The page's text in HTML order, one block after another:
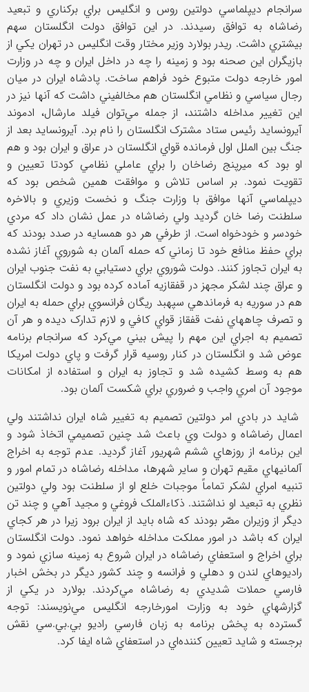
سرانجام ديپلماسي دولتين روس و انگليس براي برکناري و تبعيد
رضاشاه به توافق رسيدند. در اين توافق دولت انگلستان سهم
بيشتري داشت. ريدر بولارد وزير مختار وقت انگليس در تهران يکي از
بازيگران اين صحنه بود و زمينه را چه در داخل ايران و چه در وزارت
امور خارجه دولت متبوع خود فراهم ساخت. پادشاه ايران در ميان
رجال سياسي و نظامي انگلستان هم مخالفيني داشت که آنها نيز در
اين تغيير مداخله داشتند، از جمله مي‌توان فيلد مارشال، ادموند
آيرونسايد رئيس ستاد مشترک انگلستان را نام برد. آيرونسايد بعد از
جنگ بين الملل اول فرمانده قواي انگلستان در عراق و ايران بود و هم
او بود که ميرپنج رضاخان را براي عاملي نظامي کودتا تعيين و
تقويت نمود. بر اساس تلاش و موافقت همين شخص بود که
ديپلماسي آنها موافق با وزارت جنگ و نخست وزيري و بالاخره
سلطنت رضا خان گرديد ولي رضاشاه در عمل نشان داد که مردي
خودسر و خودخواه است. از طرفي هر دو همسايه در صدد بودند که
براي حفظ منافع خود تا زماني که حمله آلمان به شوروي آغاز نشده
به ايران تجاوز کنند. دولت شوروي براي دستيابي به نفت جنوب ايران
و عراق چند لشکر مجهز در قفقازيه آماده کرده بود و دولت انگلستان
هم در سوريه به فرماندهي سپهبد ريگان فرانسوي براي حمله به ايران
و تصرف چاههاي نفت قفقاز قواي کافي و لازم تدارک ديده و هر آن
تصميم به اجراي اين مهم را پيش بيني مي‌کرد که سرانجام برنامه
عوض شد و انگلستان در کنار روسيه قرار گرفت و پاي دولت امريکا
هم به وسط کشيده شد و تجاوز به ايران و استفاده از امکانات
موجود آن امري واجب و ضروري براي شکست آلمان بود.
شايد در بادي امر دولتين تصميم به تغيير شاه ايران نداشتند ولي
اعمال رضاشاه و دولت وي باعث شد چنين تصميمي اتخاذ شود و
اين برنامه از روزهاي ششم شهريور آغاز گرديد. عدم توجه به اخراج
آلمانيهاي مقيم تهران و ساير شهرها، مداخله رضاشاه در تمام امور و
تنبيه امراي لشکر تماماً موجبات خلع او از سلطنت بود ولي دولتين
نظري به تبعيد او نداشتند. ذکاءالملک فروغي و مجيد آهي و چند تن
ديگر از وزيران مصّر بودند که شاه بايد از ايران برود زيرا در هر کجاي
ايران که باشد در امور مملکت مداخله خواهد نمود. دولت انگلستان
براي اخراج و استعفاي رضاشاه در ايران شروع به زمينه سازي نمود و
راديوهاي لندن و دهلي و فرانسه و چند کشور ديگر در بخش اخبار
فارسي حملات شديدي به رضاشاه مي‌کردند. بولارد در يکي از
گزارشهاي خود به وزارت امورخارجه انگليس مي‌نويسند: توجه
گسترده به پخش برنامه به زبان فارسي راديو بي.بي.سي نقش
برجسته و شايد تعيين کننده‌اي در استعفاي شاه ايفا کرد.